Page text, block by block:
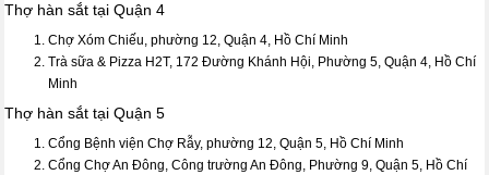
Thợ hàn sắt tại Quận 4
Chợ Xóm Chiếu, phường 12, Quận 4, Hồ Chí Minh
Trà sữa & Pizza H2T, 172 Đường Khánh Hội, Phường 5, Quận 4, Hồ Chí
Minh
Thợ hàn sắt tại Quận 5
Cổng Bệnh viện Chợ Rẫy, phường 12, Quận 5, Hồ Chí Minh
Cổng Chợ An Đông, Công trường An Đông, Phường 9, Quận 5, Hồ Chí